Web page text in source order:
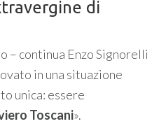
di
– continua Enzo Signorelli
in una situazione
unica: essere
Toscani».